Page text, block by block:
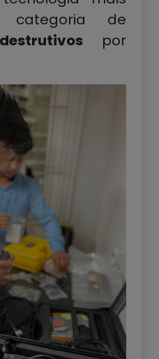
categoria de
por